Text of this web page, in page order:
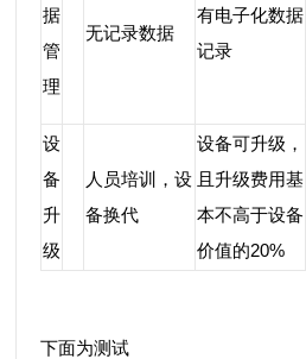
据
管
理
无记录数据
有电子化数据
记录
设
备
升
级
人员培训，设
备换代
设备可升级，
且升级费用基
本不高于设备
价值的20%
下面为测试